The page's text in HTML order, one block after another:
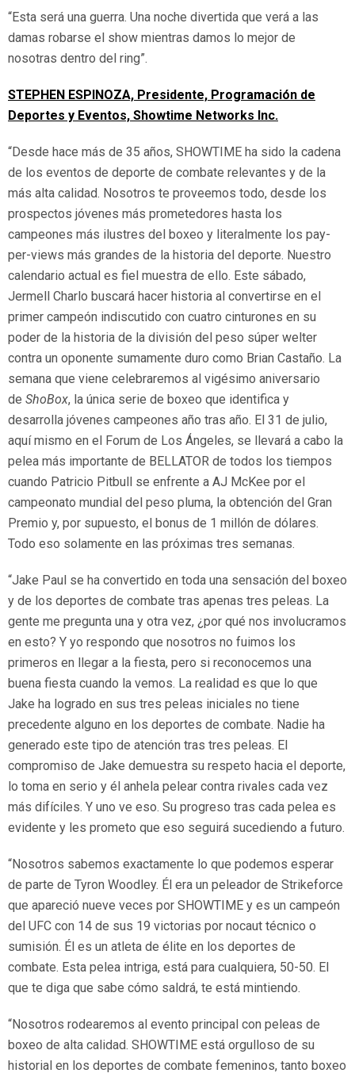
“Esta será una guerra. Una noche divertida que verá a las
damas robarse el show mientras damos lo mejor de
nosotras dentro del ring”.
STEPHEN ESPINOZA, Presidente, Programación de
Deportes y Eventos, Showtime Networks Inc.
“Desde hace más de 35 años, SHOWTIME ha sido la cadena
de los eventos de deporte de combate relevantes y de la
más alta calidad. Nosotros te proveemos todo, desde los
prospectos jóvenes más prometedores hasta los
campeones más ilustres del boxeo y literalmente los pay-
per-views más grandes de la historia del deporte. Nuestro
calendario actual es fiel muestra de ello. Este sábado,
Jermell Charlo buscará hacer historia al convertirse en el
primer campeón indiscutido con cuatro cinturones en su
poder de la historia de la división del peso súper welter
contra un oponente sumamente duro como Brian Castaño. La
semana que viene celebraremos al vigésimo aniversario
de ShoBox, la única serie de boxeo que identifica y
desarrolla jóvenes campeones año tras año. El 31 de julio,
aquí mismo en el Forum de Los Ángeles, se llevará a cabo la
pelea más importante de BELLATOR de todos los tiempos
cuando Patricio Pitbull se enfrente a AJ McKee por el
campeonato mundial del peso pluma, la obtención del Gran
Premio y, por supuesto, el bonus de 1 millón de dólares.
Todo eso solamente en las próximas tres semanas.
“Jake Paul se ha convertido en toda una sensación del boxeo
y de los deportes de combate tras apenas tres peleas. La
gente me pregunta una y otra vez, ¿por qué nos involucramos
en esto? Y yo respondo que nosotros no fuimos los
primeros en llegar a la fiesta, pero si reconocemos una
buena fiesta cuando la vemos. La realidad es que lo que
Jake ha logrado en sus tres peleas iniciales no tiene
precedente alguno en los deportes de combate. Nadie ha
generado este tipo de atención tras tres peleas. El
compromiso de Jake demuestra su respeto hacia el deporte,
lo toma en serio y él anhela pelear contra rivales cada vez
más difíciles. Y uno ve eso. Su progreso tras cada pelea es
evidente y les prometo que eso seguirá sucediendo a futuro.
“Nosotros sabemos exactamente lo que podemos esperar
de parte de Tyron Woodley. Él era un peleador de Strikeforce
que apareció nueve veces por SHOWTIME y es un campeón
del UFC con 14 de sus 19 victorias por nocaut técnico o
sumisión. Él es un atleta de élite en los deportes de
combate. Esta pelea intriga, está para cualquiera, 50-50. El
que te diga que sabe cómo saldrá, te está mintiendo.
“Nosotros rodearemos al evento principal con peleas de
boxeo de alta calidad. SHOWTIME está orgulloso de su
historial en los deportes de combate femeninos, tanto boxeo